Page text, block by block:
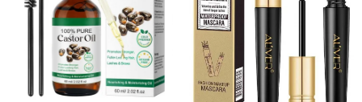
Scrub / Balsam de buze
Netestate pe Animale